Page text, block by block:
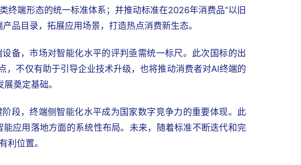
终端形态的统一标准体系；并推动标准在2026年消费品“以旧
品目录，拓展应用场景，打造热点消费新生态。
备，市场对智能化水平的评判亟需统一标尺。此次国标的出
，不仅有助于引导企业技术升级，也将推动消费者对AI终端的
奠定基础。
段，终端侧智能化水平成为国家数字竞争力的重要体现。此
应用落地方面的系统性布局。未来，随着标准不断迭代和完
利位置。